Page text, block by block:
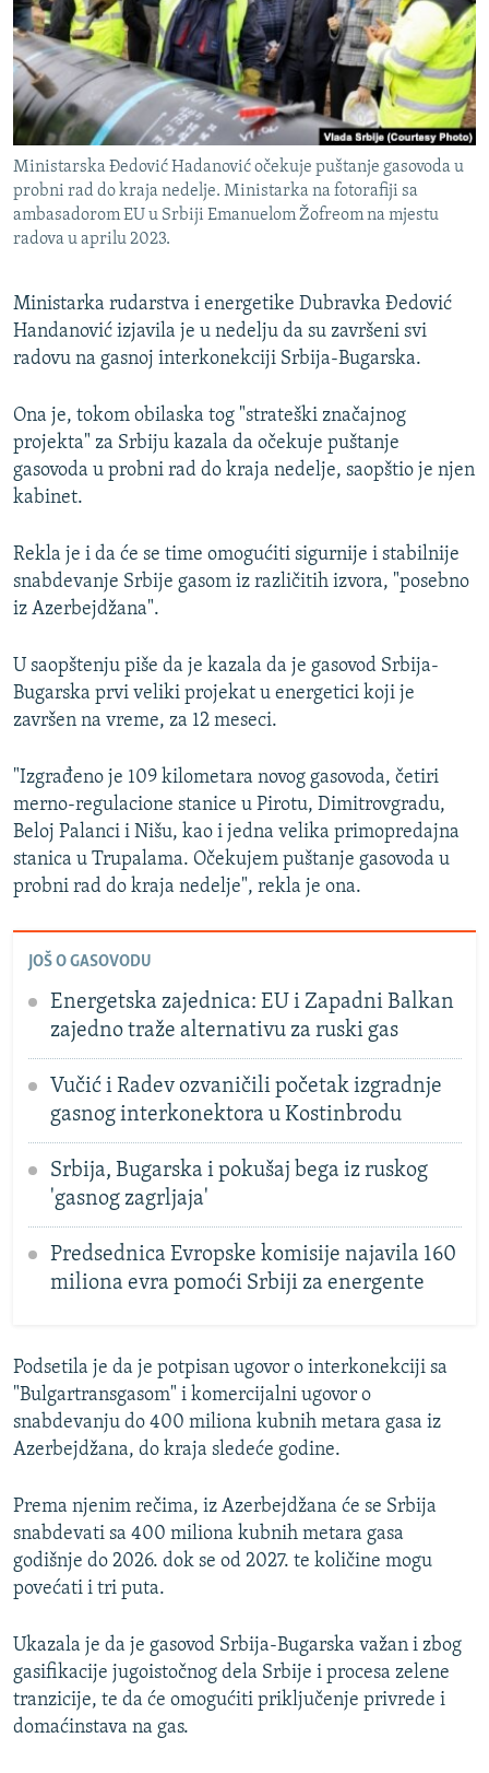
ISPRIČAJ MI
DNEVNO@RSE
SPECIJALI RSE
VIŠE OD NASLOVA
GENOCID U SREBRENICI
POPLAVE I KLIZIŠTA U BIH 2024.
POST SCRIPTUM
MOJA EVROPA
TRI DECENIJE OD RATA U BIH
SVE KARTE DEJTONA
NASTANAK I RASPAD JUGOSLAVIJE
PRATITE NAS
Ministarska Đedović Hadanović očekuje puštanje gasovoda u
probni rad do kraja nedelje. Ministarka na fotorafiji sa
ambasadorom EU u Srbiji Emanuelom Žofreom na mjestu
radova u aprilu 2023.
Ministarka rudarstva i energetike Dubravka Đedović
Handanović izjavila je u nedelju da su završeni svi
radovu na gasnoj interkonekciji Srbija-Bugarska.
Ona je, tokom obilaska tog "strateški značajnog
projekta" za Srbiju kazala da očekuje puštanje
gasovoda u probni rad do kraja nedelje, saopštio je njen
kabinet.
Rekla je i da će se time omogućiti sigurnije i stabilnije
snabdevanje Srbije gasom iz različitih izvora, "posebno
iz Azerbejdžana".
U saopštenju piše da je kazala da je gasovod Srbija-
Bugarska prvi veliki projekat u energetici koji je
završen na vreme, za 12 meseci.
"Izgrađeno je 109 kilometara novog gasovoda, četiri
merno-regulacione stanice u Pirotu, Dimitrovgradu,
Beloj Palanci i Nišu, kao i jedna velika primopredajna
stanica u Trupalama. Očekujem puštanje gasovoda u
probni rad do kraja nedelje", rekla je ona.
JOŠ O GASOVODU
Energetska zajednica: EU i Zapadni Balkan
zajedno traže alternativu za ruski gas
Vučić i Radev ozvaničili početak izgradnje
gasnog interkonektora u Kostinbrodu
Srbija, Bugarska i pokušaj bega iz ruskog
'gasnog zagrljaja'
Predsednica Evropske komisije najavila 160
miliona evra pomoći Srbiji za energente
Podsetila je da je potpisan ugovor o interkonekciji sa
"Bulgartransgasom" i komercijalni ugovor o
snabdevanju do 400 miliona kubnih metara gasa iz
Azerbejdžana, do kraja sledeće godine.
Prema njenim rečima, iz Azerbejdžana će se Srbija
snabdevati sa 400 miliona kubnih metara gasa
godišnje do 2026. dok se od 2027. te količine mogu
povećati i tri puta.
Ukazala je da je gasovod Srbija-Bugarska važan i zbog
gasifikacije jugoistočnog dela Srbije i procesa zelene
tranzicije, te da će omogućiti priključenje privrede i
domaćinstava na gas.